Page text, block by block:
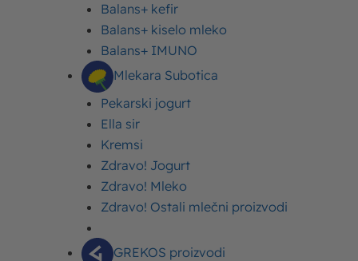
Balans+ kefir
Balans+ kiselo mleko
Balans+ IMUNO
Mlekara Subotica
Pekarski jogurt
Ella sir
Kremsi
Zdravo! Jogurt
Zdravo! Mleko
Zdravo! Ostali mlečni proizvodi
GREKOS proizvodi
Prosečna ocena
Originalni recept za doboš
Sastojci
Priprema
Doboš torta – recept koji ćete voleti
Doboš torta sa korama bez putera – lakša
varijacija recepta